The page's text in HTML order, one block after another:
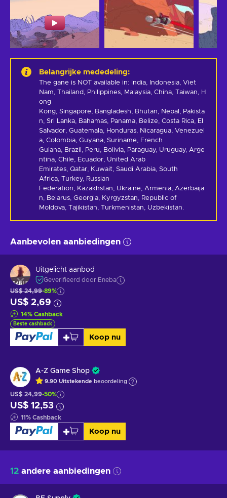
Belangrijke mededeling:
The gane is NOT available in: India, Indonesia, Viet
Nam, Thailand, Philippines, Malaysia, China, Taiwan, H
ong
Kong, Singapore, Bangladesh, Bhutan, Nepal, Pakista
n, Sri Lanka, Bahamas, Panama, Belize, Costa Rica, El
Salvador, Guatemala, Honduras, Nicaragua, Venezuel
a, Colombia, Guyana, Suriname, French
Guiana, Brazil, Peru, Bolivia, Paraguay, Uruguay, Arge
ntina, Chile, Ecuador, United Arab
Emirates, Qatar, Kuwait, Saudi Arabia, South
Africa, Turkey, Russian
Federation, Kazakhstan, Ukraine, Armenia, Azerbaija
n, Belarus, Georgia, Kyrgyzstan, Republic of
Moldova, Tajikistan, Turkmenistan, Uzbekistan.
Aanbevolen aanbiedingen
Uitgelicht aanbod
Geverifieerd door Eneba
US$ 24,99-89%
US$ 2,69
14% Cashback
Beste cashback
Koop nu
A-Z Game Shop
9.90 Uitstekende beoordeling
US$ 24,99-50%
US$ 12,53
11% Cashback
Koop nu
12 andere aanbiedingen